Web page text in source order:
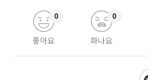
좋아요
0
화나요
0